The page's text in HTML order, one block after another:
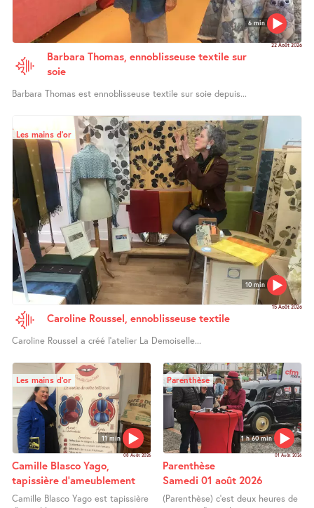
6 min
22 Août 2026
Barbara Thomas, ennoblisseuse textile sur
soie
Barbara Thomas est ennoblisseuse textile sur soie depuis...
10 min
Les mains d’or
15 Août 2026
Caroline Roussel, ennoblisseuse textile
Caroline Roussel a créé l’atelier La Demoiselle...
11 min
Les mains d’or
08 Août 2026
Camille Blasco Yago,
tapissière d’ameublement
Camille Blasco Yago est tapissière
1 h 60 min
Parenthèse
01 Août 2026
Parenthèse
Samedi 01 août 2026
(Parenthèse) c’est deux heures de